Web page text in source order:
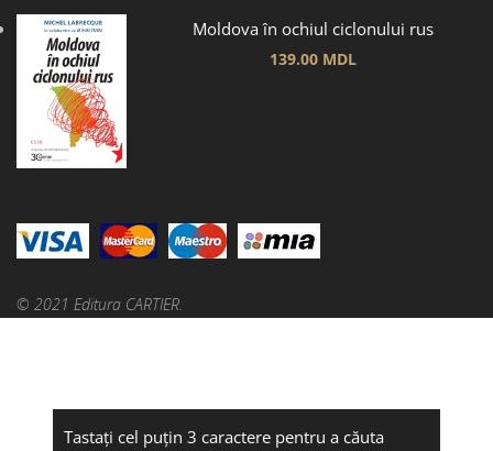
Moldova în ochiul ciclonului rus
139.00 MDL
© 2021 Editura CARTIER.